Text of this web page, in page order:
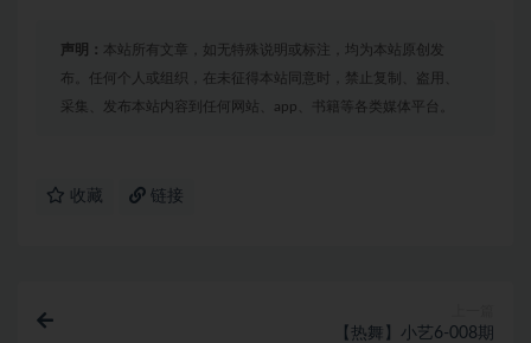
声明： 本站所有文章，如无特殊说明或标注，均为本站原创发
布。任何个人或组织，在未征得本站同意时，禁止复制、盗用、
采集、发布本站内容到任何网站、app、书籍等各类媒体平台。
收藏 链接
【热舞】小艺6-008期